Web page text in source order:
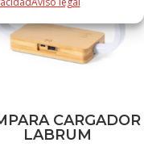
CARGADOR
LABRUM